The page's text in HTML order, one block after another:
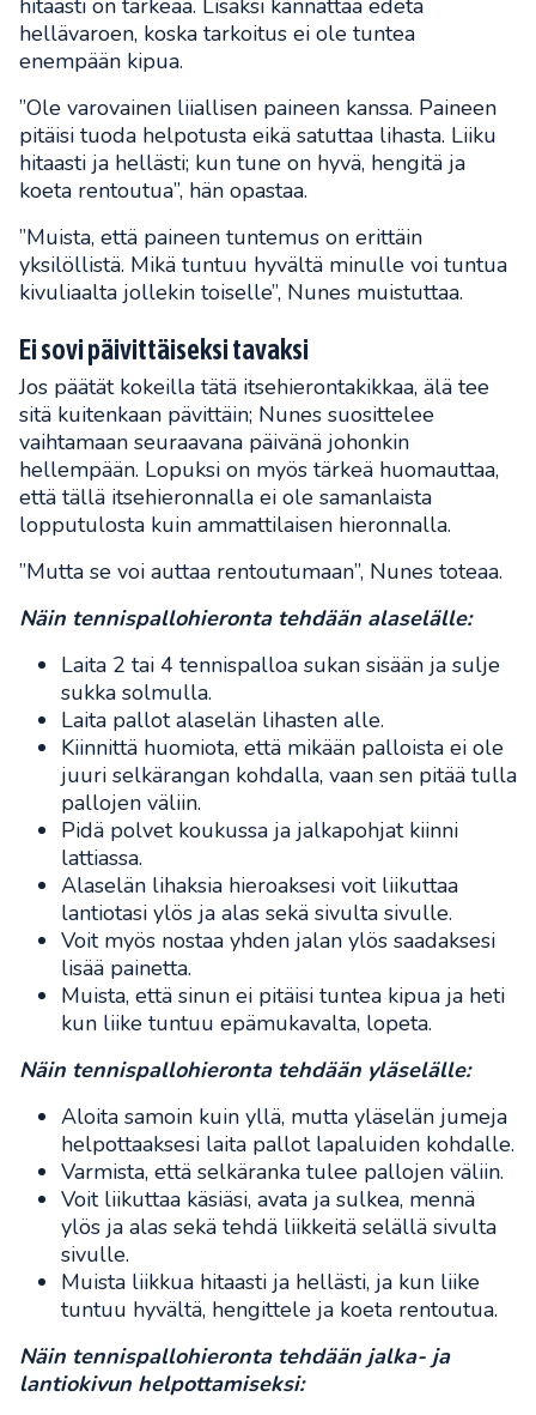
hitaasti on tärkeää. Lisäksi kannattaa edetä
hellävaroen, koska tarkoitus ei ole tuntea
enempään kipua.
”Ole varovainen liiallisen paineen kanssa. Paineen
pitäisi tuoda helpotusta eikä satuttaa lihasta. Liiku
hitaasti ja hellästi; kun tune on hyvä, hengitä ja
koeta rentoutua”, hän opastaa.
”Muista, että paineen tuntemus on erittäin
yksilöllistä. Mikä tuntuu hyvältä minulle voi tuntua
kivuliaalta jollekin toiselle”, Nunes muistuttaa.
Ei sovi päivittäiseksi tavaksi
Jos päätät kokeilla tätä itsehierontakikkaa, älä tee
sitä kuitenkaan pävittäin; Nunes suosittelee
vaihtamaan seuraavana päivänä johonkin
hellempään. Lopuksi on myös tärkeä huomauttaa,
että tällä itsehieronnalla ei ole samanlaista
lopputulosta kuin ammattilaisen hieronnalla.
”Mutta se voi auttaa rentoutumaan”, Nunes toteaa.
Näin tennispallohieronta tehdään alaselälle:
Laita 2 tai 4 tennispalloa sukan sisään ja sulje
sukka solmulla.
Laita pallot alaselän lihasten alle.
Kiinnittä huomiota, että mikään palloista ei ole
juuri selkärangan kohdalla, vaan sen pitää tulla
pallojen väliin.
Pidä polvet koukussa ja jalkapohjat kiinni
lattiassa.
Alaselän lihaksia hieroaksesi voit liikuttaa
lantiotasi ylös ja alas sekä sivulta sivulle.
Voit myös nostaa yhden jalan ylös saadaksesi
lisää painetta.
Muista, että sinun ei pitäisi tuntea kipua ja heti
kun liike tuntuu epämukavalta, lopeta.
Näin tennispallohieronta tehdään yläselälle:
Aloita samoin kuin yllä, mutta yläselän jumeja
helpottaaksesi laita pallot lapaluiden kohdalle.
Varmista, että selkäranka tulee pallojen väliin.
Voit liikuttaa käsiäsi, avata ja sulkea, mennä
ylös ja alas sekä tehdä liikkeitä selällä sivulta
sivulle.
Muista liikkua hitaasti ja hellästi, ja kun liike
tuntuu hyvältä, hengittele ja koeta rentoutua.
Näin tennispallohieronta tehdään jalka- ja
lantiokivun helpottamiseksi: